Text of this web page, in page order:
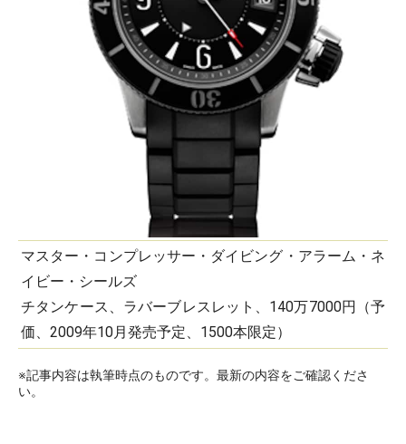
マスター・コンプレッサー・ダイビング・アラーム・ネ
イビー・シールズ
チタンケース、ラバーブレスレット、140万7000円（予
価、2009年10月発売予定、1500本限定）
※記事内容は執筆時点のものです。最新の内容をご確認くださ
い。